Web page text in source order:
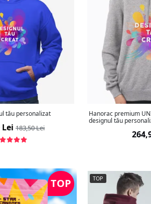
tău personalizat
Lei 183,50 Lei
Hanorac premium
designul tău
TOP TOP